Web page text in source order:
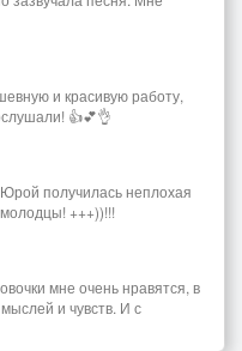
и красивую работу,
👍💕👌
получилась неплохая
+++))!!!
мне очень нравятся, в
и чувств. И с